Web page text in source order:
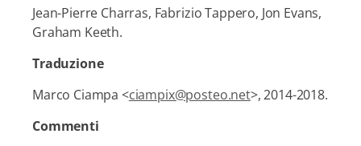
Jean-Pierre Charras, Fabrizio Tappero, Jon Evans,
Graham Keeth.
Traduzione
Marco Ciampa <ciampix@posteo.net>, 2014-2018.
Commenti